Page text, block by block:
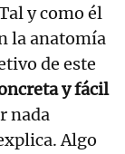
y como él
la anatomía
de este
y fácil
nada
Algo